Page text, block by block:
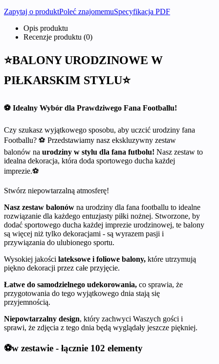
Zapytaj o produktPoleć znajomemuSpecyfikacja PDF
Opis produktu
Recenzje produktu (0)
⭐BALONY URODZINOWE W
PIŁKARSKIM STYLU⭐
⚽️ Idealny Wybór dla Prawdziwego Fana Footballu!
Czy szukasz wyjątkowego sposobu, aby uczcić urodziny fana
Footballu? ⚽️ Przedstawiamy nasz ekskluzywny zestaw
balonów na urodziny w stylu dla fana futbolu! Nasz zestaw to
idealna dekoracja, która doda sportowego ducha każdej
imprezie.⚽️
Stwórz niepowtarzalną atmosferę!
Nasz zestaw balonów na urodziny dla fana footballu to idealne
rozwiązanie dla każdego entuzjasty piłki nożnej. Stworzone, by
dodać sportowego ducha każdej imprezie urodzinowej, te balony
są więcej niż tylko dekoracjami - są wyrazem pasji i
przywiązania do ulubionego sportu.
Wysokiej jakości lateksowe i foliowe balony, które utrzymują
piękno dekoracji przez całe przyjęcie.
Łatwe do samodzielnego udekorowania, co sprawia, że
przygotowania do tego wyjątkowego dnia stają się
przyjemnością.
Niepowtarzalny design, który zachwyci Waszych gości i
sprawi, że zdjęcia z tego dnia będą wyglądały jeszcze piękniej.
⚽️w zestawie - łącznie 102 elementy